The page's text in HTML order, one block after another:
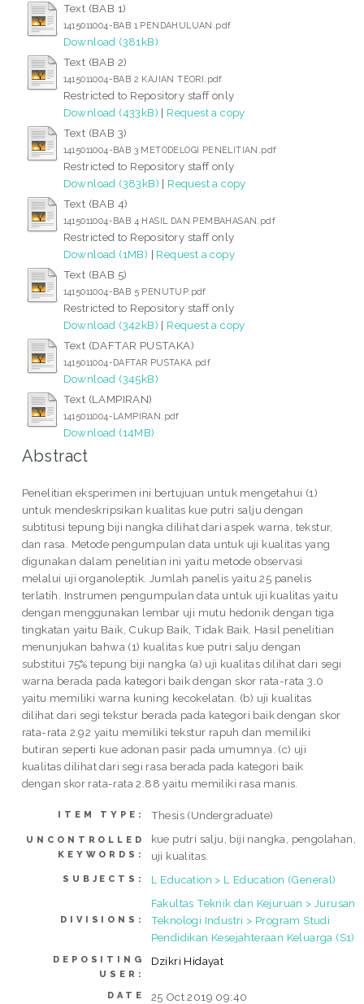
Text (BAB 1)
1415011004-BAB 1 PENDAHULUAN.pdf
Download (381kB)
Text (BAB 2)
1415011004-BAB 2 KAJIAN TEORI.pdf
Restricted to Repository staff only
Download (433kB) | Request a copy
Text (BAB 3)
1415011004-BAB 3 METODELOGI PENELITIAN.pdf
Restricted to Repository staff only
Download (383kB) | Request a copy
Text (BAB 4)
1415011004-BAB 4 HASIL DAN PEMBAHASAN.pdf
Restricted to Repository staff only
Download (1MB) | Request a copy
Text (BAB 5)
1415011004-BAB 5 PENUTUP.pdf
Restricted to Repository staff only
Download (342kB) | Request a copy
Text (DAFTAR PUSTAKA)
1415011004-DAFTAR PUSTAKA.pdf
Download (345kB)
Text (LAMPIRAN)
1415011004-LAMPIRAN.pdf
Download (14MB)
Abstract
Penelitian eksperimen ini bertujuan untuk mengetahui (1)
untuk mendeskripsikan kualitas kue putri salju dengan
subtitusi tepung biji nangka dilihat dari aspek warna, tekstur,
dan rasa. Metode pengumpulan data untuk uji kualitas yang
digunakan dalam penelitian ini yaitu metode observasi
melalui uji organoleptik. Jumlah panelis yaitu 25 panelis
terlatih. Instrumen pengumpulan data untuk uji kualitas yaitu
dengan menggunakan lembar uji mutu hedonik dengan tiga
tingkatan yaitu Baik, Cukup Baik, Tidak Baik. Hasil penelitian
menunjukan bahwa (1) kualitas kue putri salju dengan
substitui 75% tepung biji nangka (a) uji kualitas dilihat dari segi
warna berada pada kategori baik dengan skor rata-rata 3.0
yaitu memiliki warna kuning kecokelatan. (b) uji kualitas
dilihat dari segi tekstur berada pada kategori baik dengan skor
rata-rata 2.92 yaitu memiliki tekstur rapuh dan memiliki
butiran seperti kue adonan pasir pada umumnya. (c) uji
kualitas dilihat dari segi rasa berada pada kategori baik
dengan skor rata-rata 2.88 yaitu memiliki rasa manis.
ITEM TYPE: Thesis (Undergraduate)
UNCONTROLLED
KEYWORDS:
kue putri salju, biji nangka, pengolahan,
uji kualitas.
SUBJECTS: L Education > L Education (General)
DIVISIONS:
Fakultas Teknik dan Kejuruan > Jurusan
Teknologi Industri > Program Studi
Pendidikan Kesejahteraan Keluarga (S1)
DEPOSITING
USER:
Dzikri Hidayat
DATE 25 Oct 2019 09:40